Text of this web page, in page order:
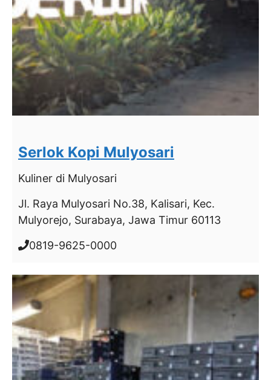
Serlok Kopi Mulyosari
Kuliner di Mulyosari
Jl. Raya Mulyosari No.38, Kalisari, Kec.
Mulyorejo, Surabaya, Jawa Timur 60113
0819-9625-0000